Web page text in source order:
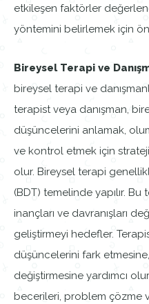
etkileşen faktörler
yöntemini belirlemek için
Bireysel Terapi ve
bireysel terapi ve
terapist veya danışman,
düşüncelerini anlamak,
ve kontrol etmek için
olur. Bireysel terapi
(BDT) temelinde yapılır. Bu
inançları ve davranışları
geliştirmeyi hedefler.
düşüncelerini fark
değiştirmesine yardımcı
becerileri, problem çözme